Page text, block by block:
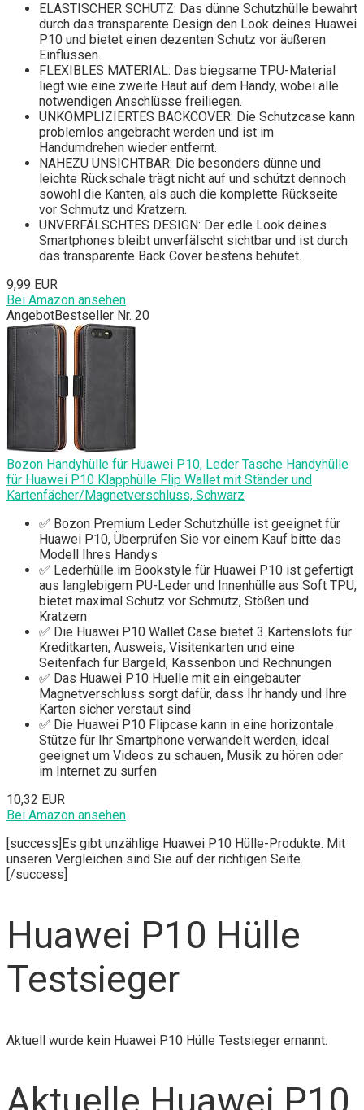
ELASTISCHER SCHUTZ: Das dünne Schutzhülle bewahrt
durch das transparente Design den Look deines Huawei
P10 und bietet einen dezenten Schutz vor äußeren
Einflüssen.
FLEXIBLES MATERIAL: Das biegsame TPU-Material
liegt wie eine zweite Haut auf dem Handy, wobei alle
notwendigen Anschlüsse freiliegen.
UNKOMPLIZIERTES BACKCOVER: Die Schutzcase kann
problemlos angebracht werden und ist im
Handumdrehen wieder entfernt.
NAHEZU UNSICHTBAR: Die besonders dünne und
leichte Rückschale trägt nicht auf und schützt dennoch
sowohl die Kanten, als auch die komplette Rückseite
vor Schmutz und Kratzern.
UNVERFÄLSCHTES DESIGN: Der edle Look deines
Smartphones bleibt unverfälscht sichtbar und ist durch
das transparente Back Cover bestens behütet.
9,99 EUR
Bei Amazon ansehen
AngebotBestseller Nr. 20
Bozon Handyhülle für Huawei P10, Leder Tasche Handyhülle
für Huawei P10 Klapphülle Flip Wallet mit Ständer und
Kartenfächer/Magnetverschluss, Schwarz
✅ Bozon Premium Leder Schutzhülle ist geeignet für
Huawei P10, Überprüfen Sie vor einem Kauf bitte das
Modell Ihres Handys
✅ Lederhülle im Bookstyle für Huawei P10 ist gefertigt
aus langlebigem PU-Leder und Innenhülle aus Soft TPU,
bietet maximal Schutz vor Schmutz, Stößen und
Kratzern
✅ Die Huawei P10 Wallet Case bietet 3 Kartenslots für
Kreditkarten, Ausweis, Visitenkarten und eine
Seitenfach für Bargeld, Kassenbon und Rechnungen
✅ Das Huawei P10 Huelle mit ein eingebauter
Magnetverschluss sorgt dafür, dass Ihr handy und Ihre
Karten sicher verstaut sind
✅ Die Huawei P10 Flipcase kann in eine horizontale
Stütze für Ihr Smartphone verwandelt werden, ideal
geeignet um Videos zu schauen, Musik zu hören oder
im Internet zu surfen
10,32 EUR
Bei Amazon ansehen
[success]Es gibt unzählige Huawei P10 Hülle-Produkte. Mit
unseren Vergleichen sind Sie auf der richtigen Seite.
[/success]
Huawei P10 Hülle
Testsieger
Aktuell wurde kein Huawei P10 Hülle Testsieger ernannt.
Aktuelle Huawei P10